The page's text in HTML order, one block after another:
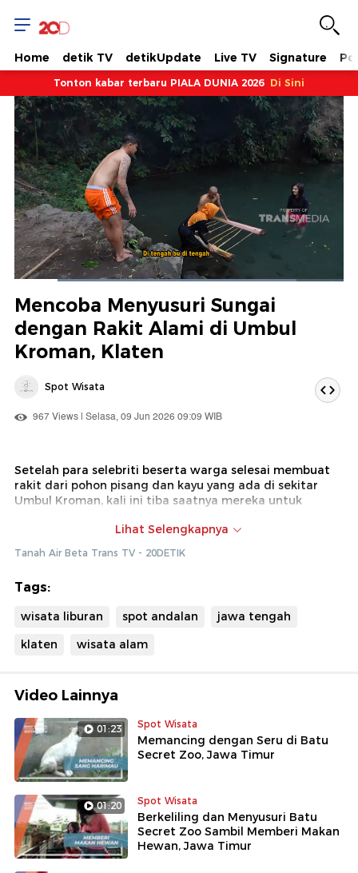
Home detik TV detikUpdate Live TV Signature
Tonton kabar terbaru PIALA DUNIA 2026 Di Sini
Berhenti
Hidup
Dimuat:
Mencoba Menyusuri Sungai
dengan Rakit Alami di Umbul
Kroman, Klaten
Spot Wisata
967 Views | Selasa, 09 Jun 2026 09:09 WIB
Setelah para selebriti beserta warga selesai membuat
rakit dari pohon pisang dan kayu yang ada di sekitar
Umbul Kroman, kali ini tiba saatnya mereka untuk
Lihat Selengkapnya
Tanah Air Beta Trans TV - 20DETIK
Tags:
wisata liburan spot andalan
jawa tengah
klaten
wisata alam
Video Lainnya
01:23 Spot Wisata
Memancing dengan Seru di Batu
Secret Zoo, Jawa Timur
01:20 Spot Wisata
Berkeliling dan Menyusuri Batu
Secret Zoo Sambil Memberi Makan
Hewan, Jawa Timur